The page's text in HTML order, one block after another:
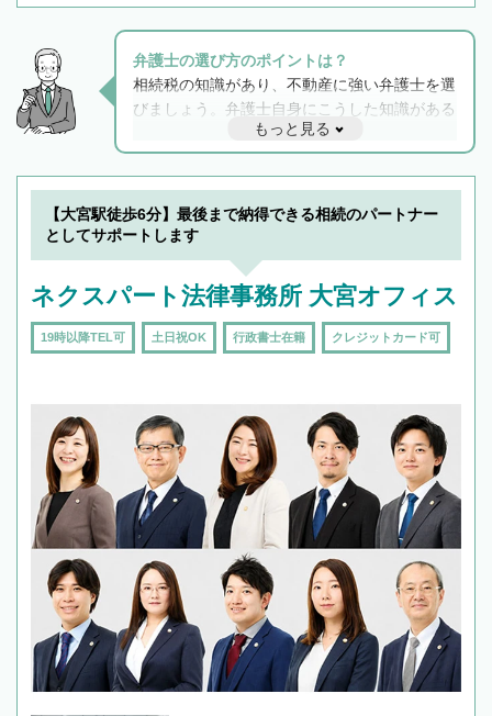
弁護士の選び方のポイントは？
相続税の知識があり、不動産に強い弁護士を選
びましょう。弁護士自身にこうした知識がある
と他士業との連携もスムーズに進み、トラブル
解決のみならず相続をトータルで任せることが
できます。また、相続は感情がからむ分野なの
でフィーリングも重要です。実際に電話や面談
で複数の弁護士と会話をしてウマが合う方に依
もっと見る
【大宮駅徒歩6分】最後まで納得できる相続のパートナー
としてサポートします
ネクスパート法律事務所 大宮オフィス
19時以降TEL可 土日祝OK 行政書士在籍 クレジットカード可